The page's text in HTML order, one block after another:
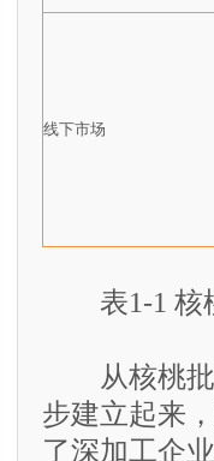
线下市场
表1-1 核
从核桃批
步建立起来
了深加工企